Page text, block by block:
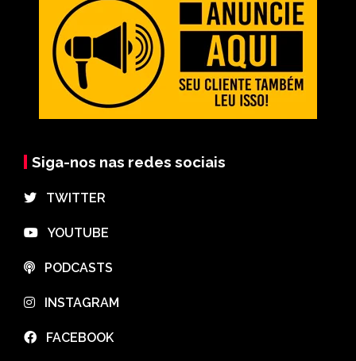
Siga-nos nas redes sociais
⠀TWITTER
⠀YOUTUBE
⠀PODCASTS
⠀INSTAGRAM
⠀FACEBOOK